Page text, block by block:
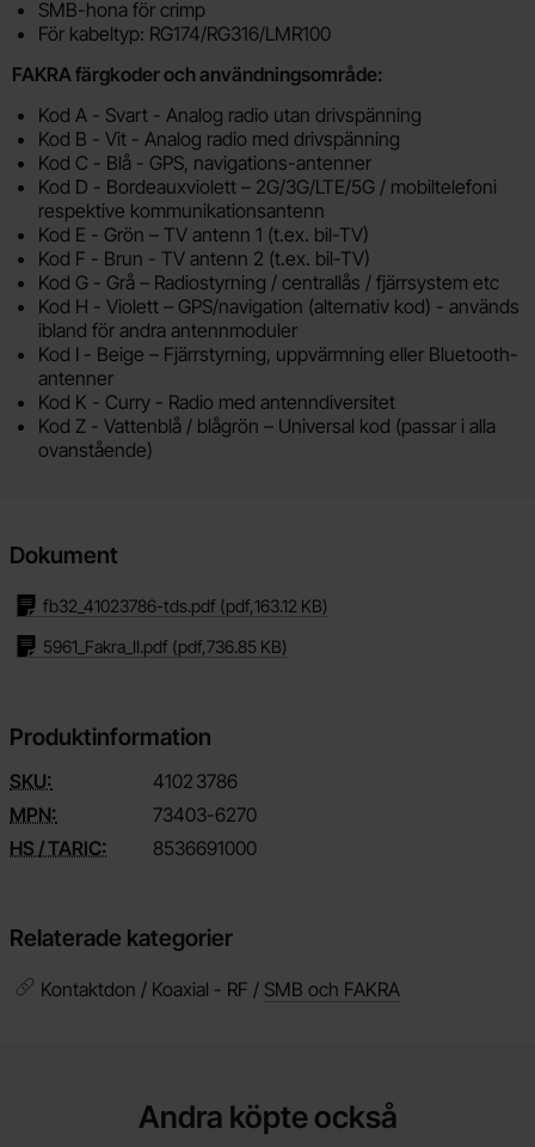
SMB-hona för crimp
För kabeltyp: RG174/RG316/LMR100
FAKRA färgkoder och användningsområde:
Kod A - Svart - Analog radio utan drivspänning
Kod B - Vit - Analog radio med drivspänning
Kod C - Blå - GPS, navigations-antenner
Kod D - Bordeauxviolett – 2G/3G/LTE/5G / mobiltelefoni
respektive kommunikationsantenn
Kod E - Grön – TV antenn 1 (t.ex. bil-TV)
Kod F - Brun - TV antenn 2 (t.ex. bil-TV)
Kod G - Grå – Radiostyrning / centrallås / fjärrsystem etc
Kod H - Violett – GPS/navigation (alternativ kod) - används
ibland för andra antennmoduler
Kod I - Beige – Fjärrstyrning, uppvärmning eller Bluetooth-
antenner
Kod K - Curry - Radio med antenndiversitet
Kod Z - Vattenblå / blågrön – Universal kod (passar i alla
ovanstående)
Dokument
fb32_41023786-tds.pdf (pdf,163.12 KB)
5961_Fakra_II.pdf (pdf,736.85 KB)
Produktinformation
SKU: 4102 3786
MPN:
73403-6270
HS / TARIC:
8536691000
Relaterade kategorier
Kontaktdon / Koaxial - RF / SMB och FAKRA
Andra köpte också